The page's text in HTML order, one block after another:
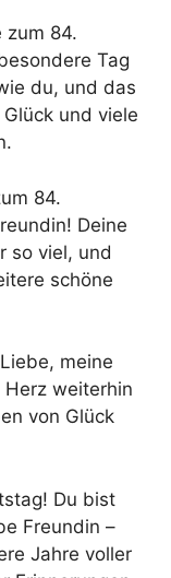
zum 84.
Tag
du, und das
und viele
84.
Deine
so viel, und
schöne
meine
weiterhin
von Glück
Du bist
Freundin –
Jahre voller